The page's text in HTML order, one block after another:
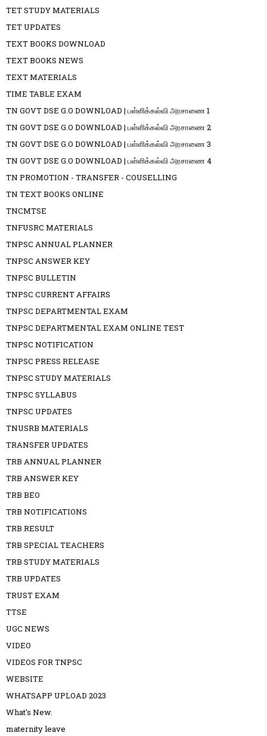
TET STUDY MATERIALS
TET UPDATES
TEXT BOOKS DOWNLOAD
TEXT BOOKS NEWS
TEXT MATERIALS
TIME TABLE EXAM
TN GOVT DSE G.O DOWNLOAD | பள்ளிக்கல்வி அரசாணை 1
TN GOVT DSE G.O DOWNLOAD | பள்ளிக்கல்வி அரசாணை 2
TN GOVT DSE G.O DOWNLOAD | பள்ளிக்கல்வி அரசாணை 3
TN GOVT DSE G.O DOWNLOAD | பள்ளிக்கல்வி அரசாணை 4
TN PROMOTION - TRANSFER - COUSELLING
TN TEXT BOOKS ONLINE
TNCMTSE
TNFUSRC MATERIALS
TNPSC ANNUAL PLANNER
TNPSC ANSWER KEY
TNPSC BULLETIN
TNPSC CURRENT AFFAIRS
TNPSC DEPARTMENTAL EXAM
TNPSC DEPARTMENTAL EXAM ONLINE TEST
TNPSC NOTIFICATION
TNPSC PRESS RELEASE
TNPSC STUDY MATERIALS
TNPSC SYLLABUS
TNPSC UPDATES
TNUSRB MATERIALS
TRANSFER UPDATES
TRB ANNUAL PLANNER
TRB ANSWER KEY
TRB BEO
TRB NOTIFICATIONS
TRB RESULT
TRB SPECIAL TEACHERS
TRB STUDY MATERIALS
TRB UPDATES
TRUST EXAM
TTSE
UGC NEWS
VIDEO
VIDEOS FOR TNPSC
WEBSITE
WHATSAPP UPLOAD 2023
What's New.
maternity leave